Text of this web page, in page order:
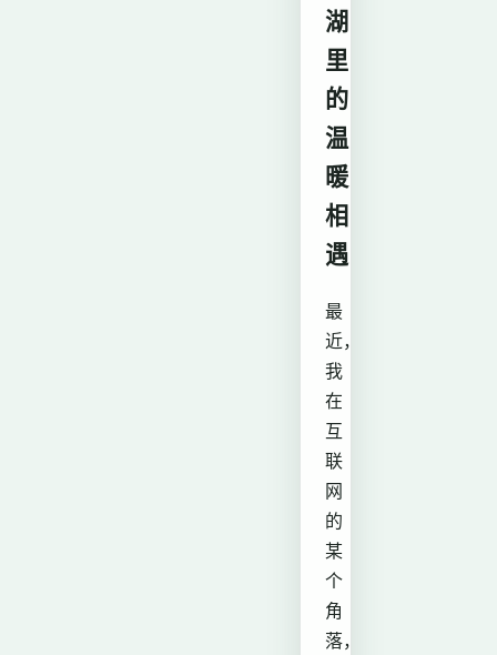
湖
里
的
温
暖
相
遇
最
近，
我
在
互
联
网
的
某
个
角
落，